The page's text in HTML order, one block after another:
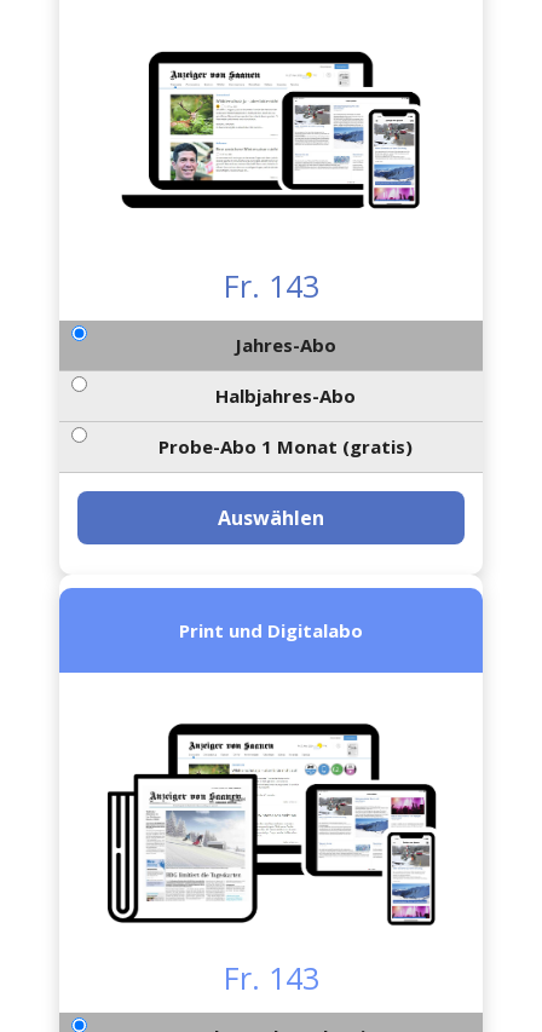
Fr. 143
Jahres-Abo
Halbjahres-Abo
Probe-Abo 1 Monat (gratis)
Auswählen
Print und Digitalabo
Fr. 143